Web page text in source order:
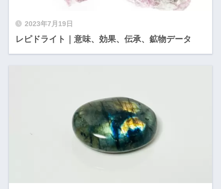
2023年7月19日
レピドライト｜意味、効果、伝承、鉱物データ